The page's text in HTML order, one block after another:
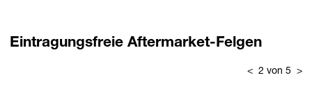
Eintragungsfreie Aftermarket-Felgen
< 2 von 5 >